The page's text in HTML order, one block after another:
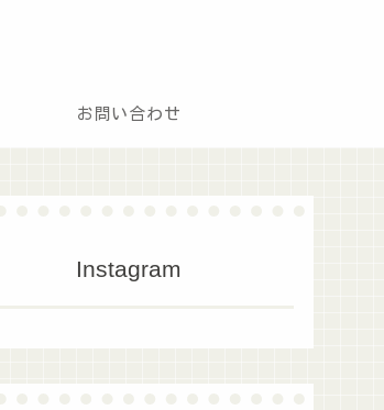
お問い合わせ
Instagram